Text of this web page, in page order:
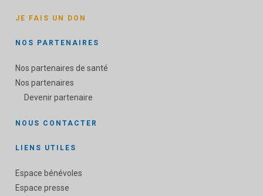
JE FAIS UN DON
NOS PARTENAIRES
Nos partenaires de santé
Nos partenaires
Devenir partenaire
NOUS CONTACTER
LIENS UTILES
Espace bénévoles
Espace presse